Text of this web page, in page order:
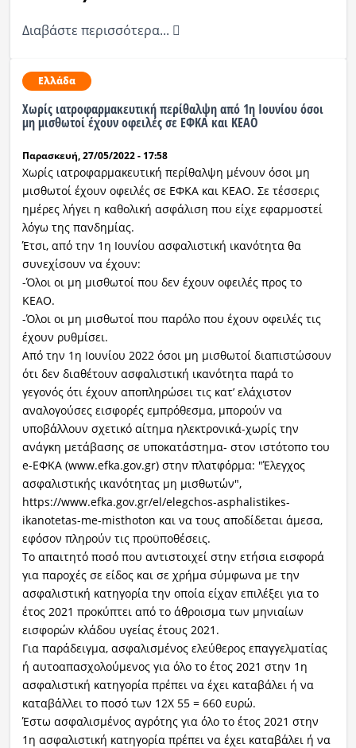
Διαβάστε περισσότερα...
Ελλάδα
Χωρίς ιατροφαρμακευτική περίθαλψη από 1η Ιουνίου όσοι
μη μισθωτοί έχουν οφειλές σε ΕΦΚΑ και ΚΕΑΟ
Παρασκευή, 27/05/2022 - 17:58
Χωρίς ιατροφαρμακευτική περίθαλψη μένουν όσοι μη
μισθωτοί έχουν οφειλές σε ΕΦΚΑ και ΚΕΑΟ. Σε τέσσερις
ημέρες λήγει η καθολική ασφάλιση που είχε εφαρμοστεί
λόγω της πανδημίας.
Έτσι, από την 1η Ιουνίου ασφαλιστική ικανότητα θα
συνεχίσουν να έχουν:
-Όλοι οι μη μισθωτοί που δεν έχουν οφειλές προς το
ΚΕΑΟ.
-Όλοι οι μη μισθωτοί που παρόλο που έχουν οφειλές τις
έχουν ρυθμίσει.
Από την 1η Ιουνίου 2022 όσοι μη μισθωτοί διαπιστώσουν
ότι δεν διαθέτουν ασφαλιστική ικανότητα παρά το
γεγονός ότι έχουν αποπληρώσει τις κατ’ ελάχιστον
αναλογούσες εισφορές εμπρόθεσμα, μπορούν να
υποβάλλουν σχετικό αίτημα ηλεκτρονικά-χωρίς την
ανάγκη μετάβασης σε υποκατάστημα- στον ιστότοπο του
e-ΕΦΚΑ (www.efka.gov.gr) στην πλατφόρμα: "Έλεγχος
ασφαλιστικής ικανότητας μη μισθωτών",
https://www.efka.gov.gr/el/elegchos-asphalistikes-
ikanotetas-me-misthoton και να τους αποδίδεται άμεσα,
εφόσον πληρούν τις προϋποθέσεις.
Το απαιτητό ποσό που αντιστοιχεί στην ετήσια εισφορά
για παροχές σε είδος και σε χρήμα σύμφωνα με την
ασφαλιστική κατηγορία την οποία είχαν επιλέξει για το
έτος 2021 προκύπτει από το άθροισμα των μηνιαίων
εισφορών κλάδου υγείας έτους 2021.
Για παράδειγμα, ασφαλισμένος ελεύθερος επαγγελματίας
ή αυτοαπασχολούμενος για όλο το έτος 2021 στην 1η
ασφαλιστική κατηγορία πρέπει να έχει καταβάλει ή να
καταβάλλει το ποσό των 12Χ 55 = 660 ευρώ.
Έστω ασφαλισμένος αγρότης για όλο το έτος 2021 στην
1η ασφαλιστική κατηγορία πρέπει να έχει καταβάλει ή να